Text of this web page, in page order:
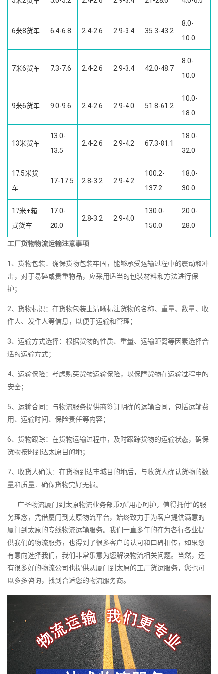
6米8货车 6.4-6.8 2.4-2.6 2.9-3.4 35.3-43.2
8.0-
10.0
7米6货车 7.3-7.6 2.4-2.6 2.9-3.4 42.0-48.7
8.0-
10.0
9米6货车 9.0-9.6 2.4-2.6 2.9-4.0 51.8-61.2
10.0-
18.0
13米货车
13.0-
13.5
2.4-2.6 2.9-4.2 67.3-81.1
18.0-
32.0
17.5米货
车
17-17.5 2.8-3.2 2.9-4.2
100.2-
137.2
18.0-
30.0
17米+箱
式货车
17.0-
20.0
2.8-3.2 2.9-4.0
130.0-
150.0
20.0-
28.0
工厂货物物流运输注意事项
1、货物包装：确保货物包装牢固，能够承受运输过程中的震动和冲
击，对于易碎或贵重物品，应采用适当的包装材料和方法进行保
护；
2、货物标识：在货物包装上清晰标注货物的名称、重量、数量、收
件人、发件人等信息，以便于运输和管理；
3、运输方式选择：根据货物的性质、重量、运输距离等因素选择合
适的运输方式；
4、运输保险：考虑购买货物运输保险，以保障货物在运输过程中的
安全；
5、运输合同：与物流服务提供商签订明确的运输合同，包括运输费
用、运输时间、保险责任等内容；
6、货物跟踪：在货物运输过程中，及时跟踪货物的运输状态，确保
货物按时到达太原目的地；
7、收货人确认：在货物到达丰城目的地后，与收货人确认货物的数
量和质量，确保货物完好无损。
广圣物流厦门到太原物流业务部秉承“用心呵护，值得托付”的服
务理念，凭借厦门到太原物流平台，始终致力于为客户提供满意的
厦门到太原的专线物流运输服务。我们一直多年的在为各行各业提
供我们的物流服务，也得到了很多客户的认可和口碑相传，如果您
有意向选择我们，我们非常乐意为您解决物流相关问题。当然，还
有很多好的物流公司也提供从厦门到太原的工厂货运服务，您也可
以多多咨询，找到合适您的物流服务商。